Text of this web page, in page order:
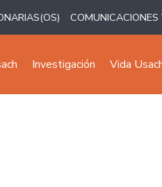
COMUNICACIONES
Investigación Vida